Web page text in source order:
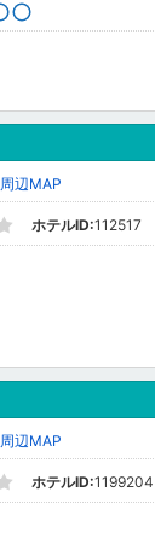
周辺MAP
ホテルID:112517
周辺MAP
ホテルID:1199204